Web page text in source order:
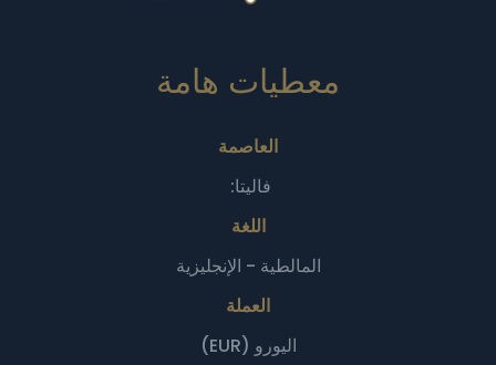
معطيات هامة‎
العاصمة
فاليتا:
اللغة
المالطية - الإنجليزية
العملة
اليورو (EUR)